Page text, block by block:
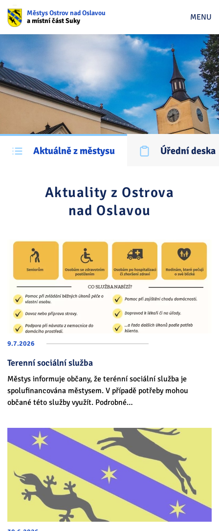
Aktuálně z městysu Úřední deska
Aktuality z Ostrova
nad Oslavou
9.7.2026
Terenní sociální služba
Městys informuje občany, že terénní sociální služba je
spolufinancována městysem. V případě potřeby mohou
občané této služby využít. Podrobné…
Městys Ostrov nad Oslavou
a místní část Suky
MENU